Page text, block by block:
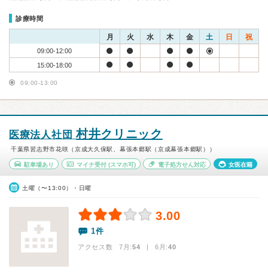
診療時間
月 火 水 木 金 土 日 祝
09:00-12:00
15:00-18:00
09:00-13:00
医療法人社団村井クリニック
千葉県習志野市花咲（京成大久保駅、幕張本郷駅（京成幕張本郷駅））
駐車場あり マイナ受付(スマホ可) 電子処方せん対応 女医在籍
土曜（〜13:00）・日曜
3.00
1件
アクセス数 7月:54 | 6月:40